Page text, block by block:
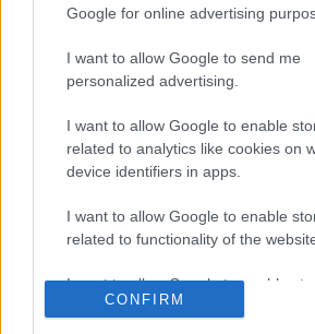
Google for online advertising
I want to allow Google to send me
personalized advertising.
I want to allow Google to enable
related to analytics like cookies on
device identifiers in apps.
I want to allow Google to enable
related to functionality of the
I want to allow Google to enable
related to personalization.
CONFIRM
A jelentkezés elfogadásáról és a
pontos időpontjáról külön
Ajánlott bejegyzések: